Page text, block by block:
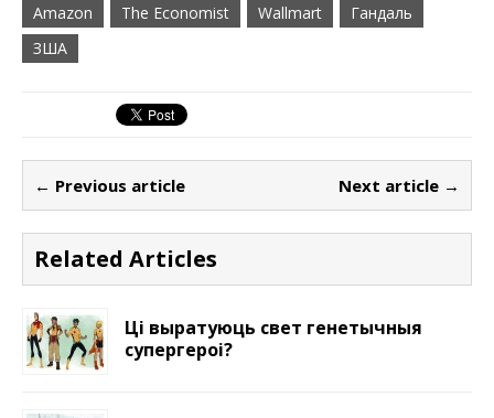
Amazon The Economist Wallmart
Гандаль
ЗША
← Previous article Next article →
Related Articles
Ці выратуюць свет генетычныя
супергероі?